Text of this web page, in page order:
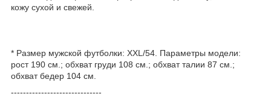
кожу сухой и свежей.
* Размер мужской футболки: XXL/54. Параметры модели:
рост 190 см.; обхват груди 108 см.; обхват талии 87 см.;
обхват бедер 104 см.
------------------------------